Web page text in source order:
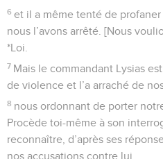
6 et il a même tenté de profaner
nous l’avons arrêté. [Nous
*Loi.
7 Mais le commandant Lysias
de violence et l’a arraché de
8 nous ordonnant de porter
Procède toi-même à son
reconnaître, d’après ses
nos accusations contre lui.